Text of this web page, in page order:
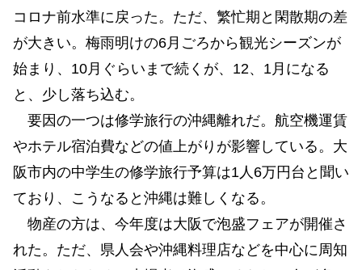
コロナ前水準に戻った。ただ、繁忙期と閑散期の差
が大きい。梅雨明けの6月ごろから観光シーズンが
始まり、10月ぐらいまで続くが、12、1月になる
と、少し落ち込む。
要因の一つは修学旅行の沖縄離れだ。航空機運賃
やホテル宿泊費などの値上がりが影響している。大
阪市内の中学生の修学旅行予算は1人6万円台と聞い
ており、こうなると沖縄は難しくなる。
物産の方は、今年度は大阪で泡盛フェアが開催さ
れた。ただ、県人会や沖縄料理店などを中心に周知